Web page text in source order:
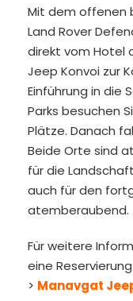
Mit dem offenen
Land Rover
direkt vom Hotel
Jeep Konvoi zur
Einführung in die
Parks besuchen
Plätze. Danach
Beide Orte sind
für die
auch für den
atemberaubend.
Für weitere
eine
> Manavgat